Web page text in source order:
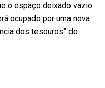
o espaço deixado vazio
ocupado por uma nova
dos tesouros” do